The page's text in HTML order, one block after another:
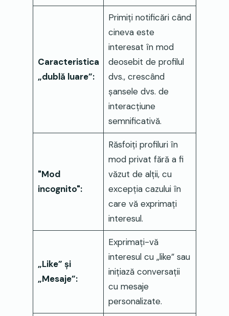
Caracteristica
„dublă luare”:
Primiți notificări când
cineva este
interesat în mod
deosebit de profilul
dvs., crescând
șansele dvs. de
interacțiune
semnificativă.
"Mod
incognito":
Răsfoiți profiluri în
mod privat fără a fi
văzut de alții, cu
excepția cazului în
care vă exprimați
interesul.
„Like” și
„Mesaje”:
Exprimați-vă
interesul cu „like” sau
inițiază conversații
cu mesaje
personalizate.